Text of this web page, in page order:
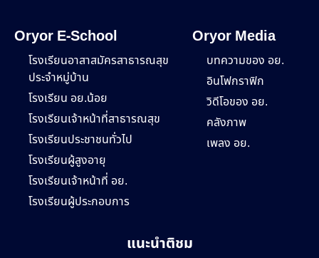
Oryor E-School
โรงเรียนอาสาสมัครสาธารณสุข
ประจำหมู่บ้าน
โรงเรียน อย.น้อย
โรงเรียนเจ้าหน้าที่สาธารณสุข
โรงเรียนประชาชนทั่วไป
โรงเรียนผู้สูงอายุ
โรงเรียนเจ้าหน้าที่ อย.
โรงเรียนผู้ประกอบการ
Oryor Media
บทความของ อย.
อินโฟกราฟิก
วิดีโอของ อย.
คลังภาพ
เพลง อย.
แนะนำติชม